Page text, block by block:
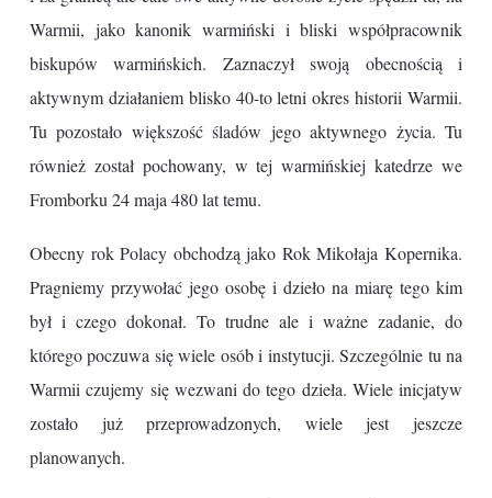
Warmii, jako kanonik warmiński i bliski współpracownik
biskupów warmińskich. Zaznaczył swoją obecnością i
aktywnym działaniem blisko 40-to letni okres historii Warmii.
Tu pozostało większość śladów jego aktywnego życia. Tu
również został pochowany, w tej warmińskiej katedrze we
Fromborku 24 maja 480 lat temu.
Obecny rok Polacy obchodzą jako Rok Mikołaja Kopernika.
Pragniemy przywołać jego osobę i dzieło na miarę tego kim
był i czego dokonał. To trudne ale i ważne zadanie, do
którego poczuwa się wiele osób i instytucji. Szczególnie tu na
Warmii czujemy się wezwani do tego dzieła. Wiele inicjatyw
zostało już przeprowadzonych, wiele jest jeszcze
planowanych.